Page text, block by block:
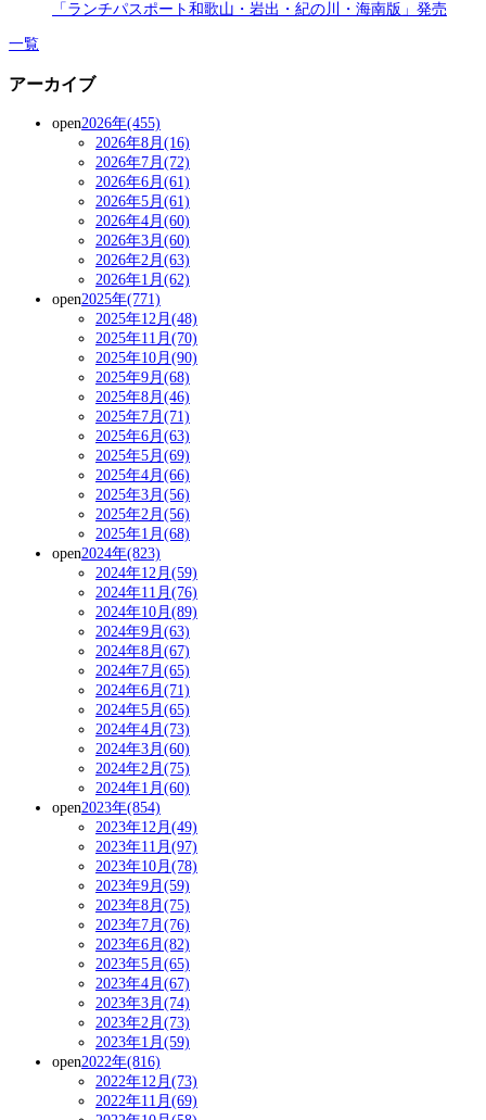
「ランチパスポート和歌山・岩出・紀の川・海南版」発売
一覧
アーカイブ
open2026年(455)
2026年8月(16)
2026年7月(72)
2026年6月(61)
2026年5月(61)
2026年4月(60)
2026年3月(60)
2026年2月(63)
2026年1月(62)
open2025年(771)
2025年12月(48)
2025年11月(70)
2025年10月(90)
2025年9月(68)
2025年8月(46)
2025年7月(71)
2025年6月(63)
2025年5月(69)
2025年4月(66)
2025年3月(56)
2025年2月(56)
2025年1月(68)
open2024年(823)
2024年12月(59)
2024年11月(76)
2024年10月(89)
2024年9月(63)
2024年8月(67)
2024年7月(65)
2024年6月(71)
2024年5月(65)
2024年4月(73)
2024年3月(60)
2024年2月(75)
2024年1月(60)
open2023年(854)
2023年12月(49)
2023年11月(97)
2023年10月(78)
2023年9月(59)
2023年8月(75)
2023年7月(76)
2023年6月(82)
2023年5月(65)
2023年4月(67)
2023年3月(74)
2023年2月(73)
2023年1月(59)
open2022年(816)
2022年12月(73)
2022年11月(69)